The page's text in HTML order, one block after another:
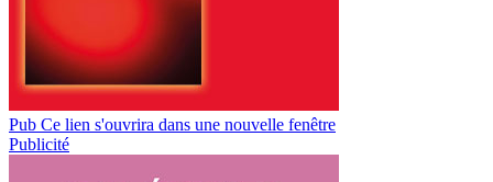
Pub Ce lien s'ouvrira dans une nouvelle fenêtre
Publicité